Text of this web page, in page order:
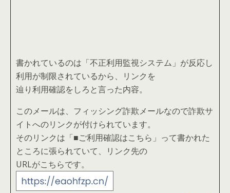
書かれているのは「不正利用監視システム」が反応し
利用が制限されているから、リンクを
辿り利用確認をしろと言った内容。
このメールは、フィッシング詐欺メールなので詐欺サ
イトへのリンクが付けられています。
そのリンクは「■ご利用確認はこちら」って書かれた
ところに張られていて、リンク先の
URLがこちらです。